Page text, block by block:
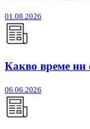
01.08.2026
Какво време ни
06.06.2026